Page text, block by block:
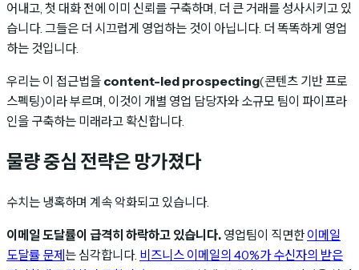
어내고, 첫 대화 전에 이미 신뢰를 구축하며, 더 큰 거래를 성사시키고 있
습니다. 그들은 더 시끄럽게 영업하는 것이 아닙니다. 더 똑똑하게 영업
하는 것입니다.
우리는 이 접근법을 content-led prospecting(콘텐츠 기반 프로
스펙팅)이라 부르며, 이것이 개별 영업 담당자와 소규모 팀이 파이프라
인을 구축하는 미래라고 확신합니다.
물량 중심 전략은 망가졌다
수치는 냉혹하며 계속 악화되고 있습니다.
이메일 도달률이 급격히 하락하고 있습니다. 영업팀이 직면한 이메일
도달률 문제 는 심각합니다. 비즈니스 이메일의 40%가 수신자의 받은